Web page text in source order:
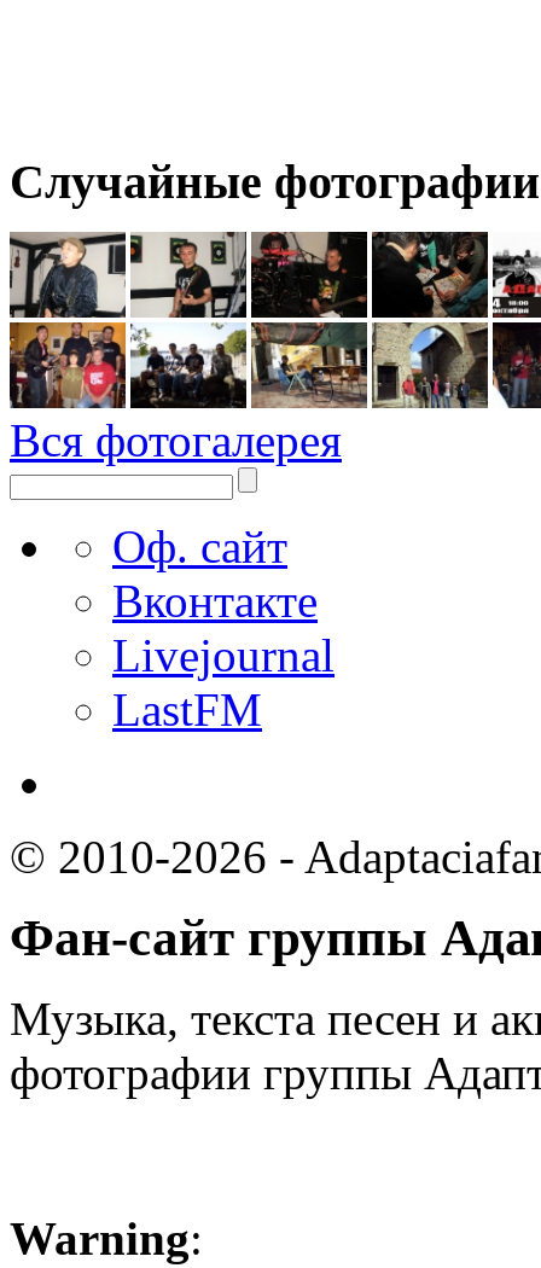
Случайные фотографии
Вся фотогалерея
Оф. сайт
Вконтакте
Livejournal
LastFM
© 2010-2026 -
Фан-сайт группы
Музыка, текста песен и
фотографии группы
Warning: